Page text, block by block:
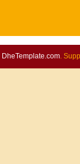
DheTemplate.com.